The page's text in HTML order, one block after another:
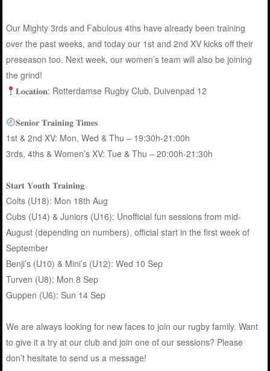
Our Mighty 3rds and Fabulous 4ths have already been training
over the past weeks, and today our 1st and 2nd XV kicks off their
preseason too. Next week, our women’s team will also be joining
the grind!
𝐋𝐨𝐜𝐚𝐭𝐢𝐨𝐧: Rotterdamse Rugby Club, Duivenpad 12
𝐒𝐞𝐧𝐢𝐨𝐫 𝐓𝐫𝐚𝐢𝐧𝐢𝐧𝐠 𝐓𝐢𝐦𝐞𝐬
1st & 2nd XV: Mon, Wed & Thu – 19:30h-21:00h
3rds, 4ths & Women’s XV: Tue & Thu – 20:00h-21:30h
𝐒𝐭𝐚𝐫𝐭 𝐘𝐨𝐮𝐭𝐡 𝐓𝐫𝐚𝐢𝐧𝐢𝐧𝐠
Colts (U18): Mon 18th Aug
Cubs (U14) & Juniors (U16): Unofficial fun sessions from mid-
August (depending on numbers), official start in the first week of
September
Benji’s (U10) & Mini’s (U12): Wed 10 Sep
Turven (U8): Mon 8 Sep
Guppen (U6): Sun 14 Sep
We are always looking for new faces to join our rugby family. Want
to give it a try at our club and join one of our sessions? Please
don’t hesitate to send us a message!